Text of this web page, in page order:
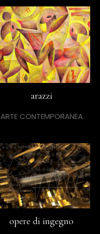
arazzi
ARTE CONTEMPORANEA
opere di ingegno